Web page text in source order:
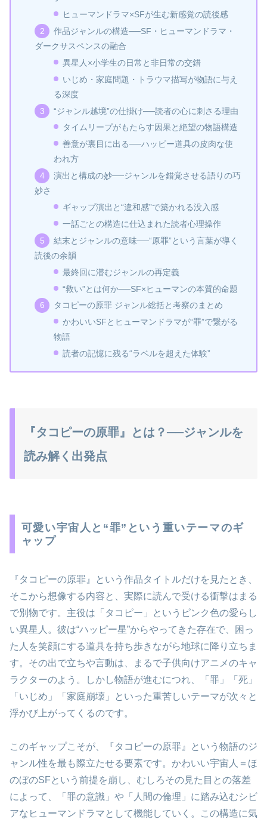
ヒューマンドラマ×SFが生む新感覚の読後感
作品ジャンルの構造──SF・ヒューマンドラマ・
ダークサスペンスの融合
異星人×小学生の日常と非日常の交錯
いじめ・家庭問題・トラウマ描写が物語に与え
る深度
“ジャンル越境”の仕掛け──読者の心に刺さる理由
タイムリープがもたらす因果と絶望の物語構造
善意が裏目に出る──ハッピー道具の皮肉な使
われ方
演出と構成の妙──ジャンルを錯覚させる語りの巧
妙さ
ギャップ演出と“違和感”で築かれる没入感
一話ごとの構造に仕込まれた読者心理操作
結末とジャンルの意味──“原罪”という言葉が導く
読後の余韻
最終回に潜むジャンルの再定義
“救い”とは何か──SF×ヒューマンの本質的命題
タコピーの原罪 ジャンル総括と考察のまとめ
かわいいSFとヒューマンドラマが“罪”で繋がる
物語
読者の記憶に残る“ラベルを超えた体験”
『タコピーの原罪』とは？──ジャンルを
読み解く出発点
可愛い宇宙人と“罪”という重いテーマのギ
ャップ
『タコピーの原罪』という作品タイトルだけを見たとき、
そこから想像する内容と、実際に読んで受ける衝撃はまる
で別物です。主役は「タコピー」というピンク色の愛らし
い異星人。彼は“ハッピー星”からやってきた存在で、困っ
た人を笑顔にする道具を持ち歩きながら地球に降り立ちま
す。その出で立ちや言動は、まるで子供向けアニメのキャ
ラクターのよう。しかし物語が進むにつれ、「罪」「死」
「いじめ」「家庭崩壊」といった重苦しいテーマが次々と
浮かび上がってくるのです。
このギャップこそが、『タコピーの原罪』という物語のジ
ャンル性を最も際立たせる要素です。かわいい宇宙人＝ほ
のぼのSFという前提を崩し、むしろその見た目との落差
によって、「罪の意識」や「人間の倫理」に踏み込むシビ
アなヒューマンドラマとして機能していく。この構造に気